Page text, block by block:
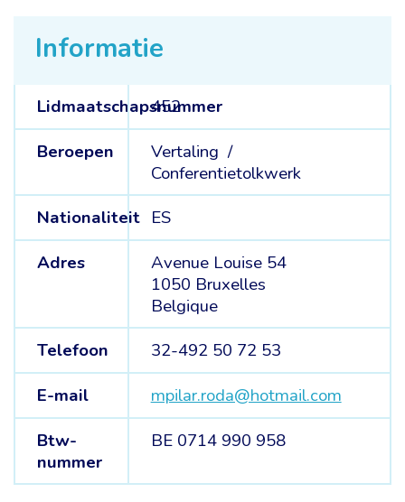
Informatie
Lidmaatschapsnummer
452
Beroepen
Vertaling /
Conferentietolkwerk
Nationaliteit ES
Adres
Avenue Louise 54
1050 Bruxelles
Belgique
Telefoon
32-492 50 72 53
E-mail
mpilar.roda@hotmail.com
Btw-
nummer
BE 0714 990 958